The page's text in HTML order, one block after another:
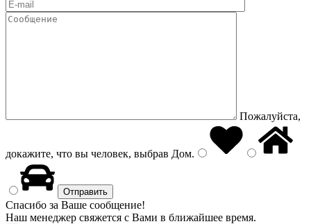
Пожалуйста,
докажите, что вы человек, выбрав Дом.
Спасибо за Ваше сообщение!
Наш менеджер свяжется с Вами в ближайшее время.